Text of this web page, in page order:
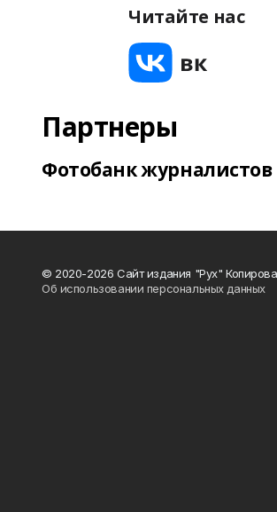
Читайте нас
Партнеры
Фотобанк журналистов
© 2020-2026 Сайт издания "Рух"
Об использовании персональных данных